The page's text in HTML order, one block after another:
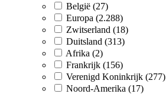
België (27)
Europa (2.288)
Zwitserland (18)
Duitsland (313)
Afrika (2)
Frankrijk (156)
Verenigd Koninkrijk (277)
Noord-Amerika (17)